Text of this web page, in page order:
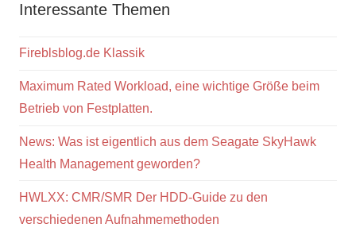
Interessante Themen
Fireblsblog.de Klassik
Maximum Rated Workload, eine wichtige Größe beim
Betrieb von Festplatten.
News: Was ist eigentlich aus dem Seagate SkyHawk
Health Management geworden?
HWLXX: CMR/SMR Der HDD-Guide zu den
verschiedenen Aufnahmemethoden